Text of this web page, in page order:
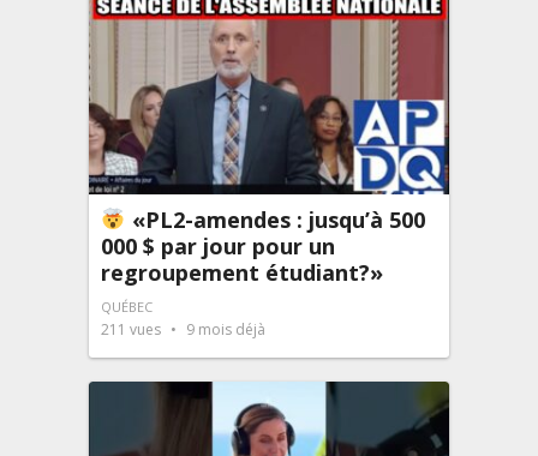
«PL2-amendes : jusqu’à 500
000 $ par jour pour un
regroupement étudiant?»
QUÉBEC
211 vues 9 mois déjà